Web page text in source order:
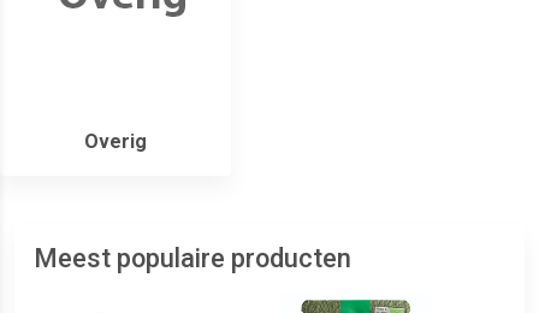
Overig
Meest populaire producten